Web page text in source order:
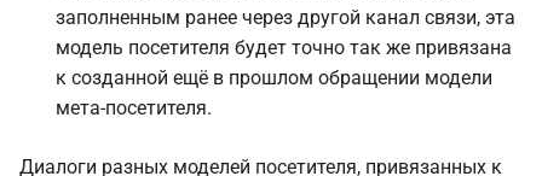
заполненным ранее через другой канал связи, эта
модель посетителя будет точно так же привязана
к созданной ещё в прошлом обращении модели
мета-посетителя.
Диалоги разных моделей посетителя, привязанных к